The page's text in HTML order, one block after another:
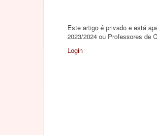
Este artigo é privado e está
2023/2024 ou Professores de
Login